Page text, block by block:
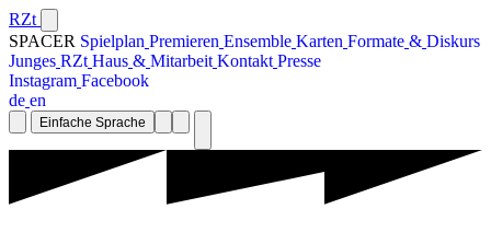
RZt
SPACER Spielplan Premieren Ensemble Karten Formate & Diskurs
Junges RZt Haus & Mitarbeit Kontakt Presse
Instagram Facebook
de en
Einfache Sprache